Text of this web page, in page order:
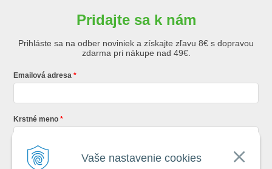
Vaše nastavenie cookies
Pridajte sa k nám
Prihláste sa na odber noviniek a získajte zľavu 8€ s dopravou
zdarma pri nákupe nad 49€.
Emailová adresa
Krstné meno